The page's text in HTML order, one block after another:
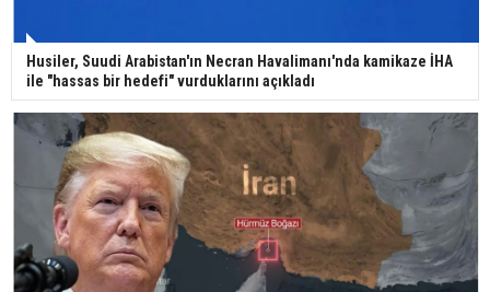
Ünlü türkücü Mahmut Tuncer estetik operasyon
geçirdi: Son hali gündem oldu
Yerli turist 229,7 milyar lira seyahat harcaması
yaptı
Gazze'deki Sağlık Bakanlığı duyurdu: Vahşetin
pençesinde 2 salgın vaka tespit edildi
Husiler, Suudi Arabistan'ın Necran Havalimanı'nda kamikaze İHA
ile "hassas bir hedefi" vurduklarını açıkladı